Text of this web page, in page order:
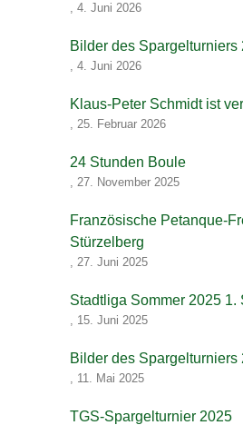
, 4. Juni 2026
Bilder des Spargelturniers
, 4. Juni 2026
Klaus-Peter Schmidt ist
, 25. Februar 2026
24 Stunden Boule
, 27. November 2025
Französische Petanque-
Stürzelberg
, 27. Juni 2025
Stadtliga Sommer 2025 1.
, 15. Juni 2025
Bilder des Spargelturniers
, 11. Mai 2025
TGS-Spargelturnier 2025